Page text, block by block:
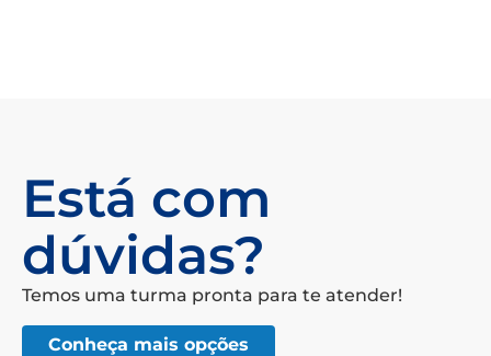
Está com
dúvidas?
Temos uma turma pronta para te atender!
Conheça mais opções